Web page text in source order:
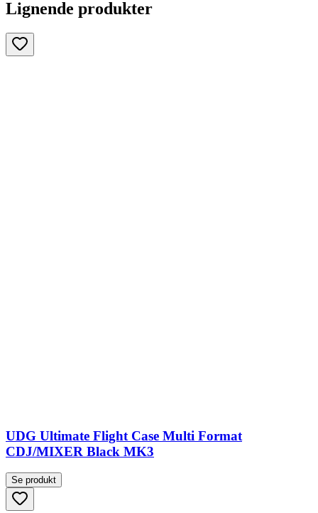
Lignende produkter
UDG Ultimate Flight Case Multi Format
CDJ/MIXER Black MK3
Se produkt